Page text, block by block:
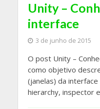
Unity –
interface
3 de junho de 2015
O post Unity –
como objetivo
(janelas) da
hierarchy, inspector